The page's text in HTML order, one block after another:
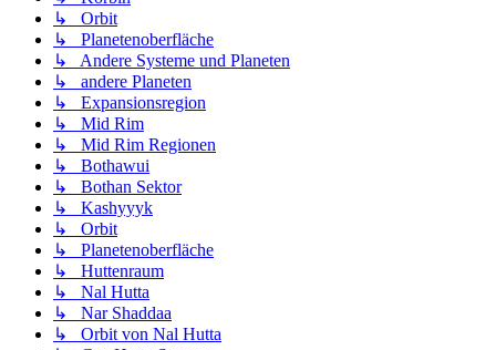
↳ Orbit
↳ Planetenoberfläche
↳ Andere Systeme und Planeten
↳ andere Planeten
↳ Expansionsregion
↳ Mid Rim
↳ Mid Rim Regionen
↳ Bothawui
↳ Bothan Sektor
↳ Kashyyyk
↳ Orbit
↳ Planetenoberfläche
↳ Huttenraum
↳ Nal Hutta
↳ Nar Shaddaa
↳ Orbit von Nal Hutta